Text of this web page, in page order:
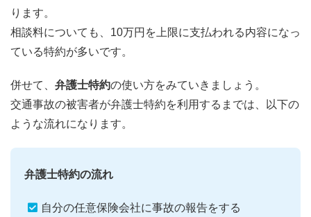
ります。
相談料についても、10万円を上限に支払われる内容になっ
ている特約が多いです。
併せて、 弁護士特約の使い方をみていきましょう。
交通事故の被害者が弁護士特約を利用するまでは、以下の
ような流れになります。
弁護士特約の流れ
自分の任意保険会社に事故の報告をする